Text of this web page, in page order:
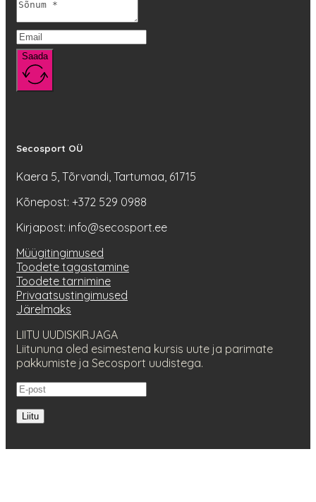
Saada
Secosport OÜ
Kaera 5, Tõrvandi, Tartumaa, 61715
Kõnepost: +372 529 0988
Kirjapost: info@secosport.ee
Müügitingimused
Toodete tagastamine
Toodete tarnimine
Privaatsustingimused
Järelmaks
LIITU UUDISKIRJAGA
Liitununa oled esimestena kursis uute ja parimate
pakkumiste ja Secosport uudistega.
Liitu